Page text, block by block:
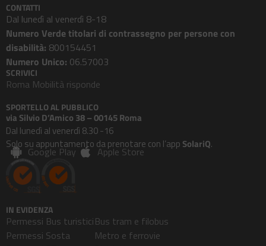
CONTATTI
Dal lunedì al venerdì 8-18
Numero Verde titolari di contrassegno per persone con
disabilità: 800154451
Numero Unico: 06.57003
SCRIVICI
Roma Mobilità risponde
SPORTELLO AL PUBBLICO
via Silvio D’Amico 38 – 00145 Roma
Dal lunedì al venerdì 8.30 -16
Solo su appuntamento da prenotare con l’app SolariQ.
Google Play Apple Store
IN EVIDENZA
Permessi Bus turistici
Permessi Sosta
Bus tram e filobus
Metro e ferrovie